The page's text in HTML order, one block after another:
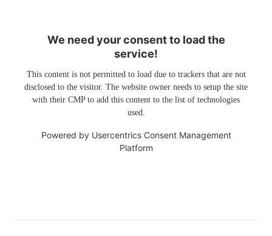
We need your consent to load the
service!
This content is not permitted to load due to trackers that are not
disclosed to the visitor. The website owner needs to setup the site
with their CMP to add this content to the list of technologies
used.
Powered by Usercentrics Consent Management
Platform